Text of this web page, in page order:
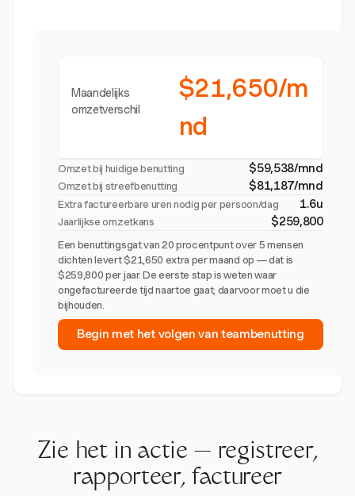
Maandelijks
omzetverschil
$21,650/m
nd
Omzet bij huidige benutting $59,538/mnd
Omzet bij streefbenutting $81,187/mnd
Extra factureerbare uren nodig per persoon/dag 1.6u
Jaarlijkse omzetkans $259,800
Een benuttingsgat van 20 procentpunt over 5 mensen
dichten levert $21,650 extra per maand op — dat is
$259,800 per jaar. De eerste stap is weten waar
ongefactureerde tijd naartoe gaat; daarvoor moet u die
bijhouden.
Begin met het volgen van teambenutting
Zie het in actie — registreer,
rapporteer, factureer